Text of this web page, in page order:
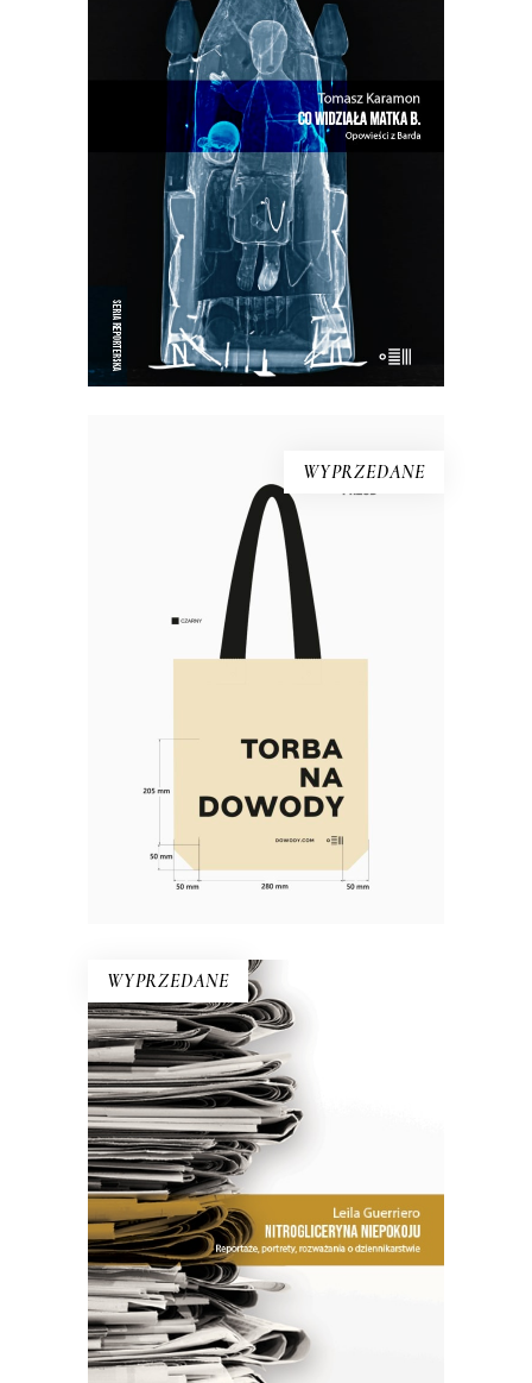
E-BOOK DO KOSZYKA
CO WIDZIAŁA MATKA B.
W Bardzie przeszłość i teraźniejszość
przeplatają się w niekończącym się
cyklu…
51.00zł 33.15zł
KSIĄŻKA DO KOSZYKA
WYPRZEDANE
Torba bawełniana DOWODY
Materiał: bawełna 100% Gramatura:
280g/m2 Wymiary: 38×40 cm (dno o
szerokość 5 cm Nadruk: czarny
WYPRZEDANE
NITROGLICERYNA NIEPOKOJU
Jak zauważa dziennikarka w jednym
z esejów, warto dostrzec różnicę
między pisaniem „poprawnym” a
„obrzydliwie dobrym”.
53.00zł 26.50